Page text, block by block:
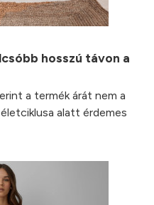
hosszú távon a
a termék árát nem a
alatt érdemes